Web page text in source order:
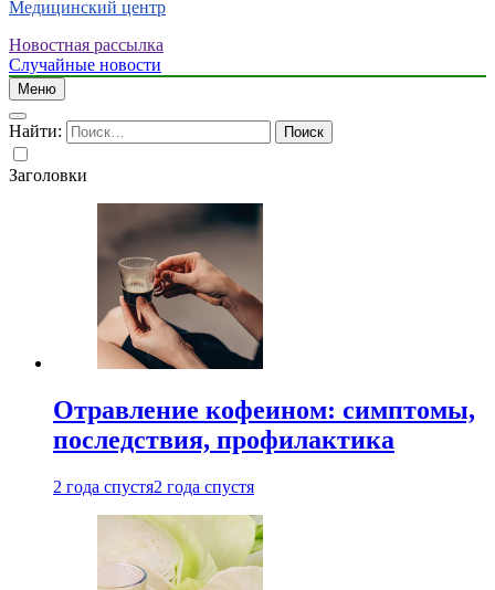
Медицинский центр
Новостная рассылка
Случайные новости
Меню
Найти:
Заголовки
Отравление кофеином: симптомы,
последствия, профилактика
2 года спустя2 года спустя